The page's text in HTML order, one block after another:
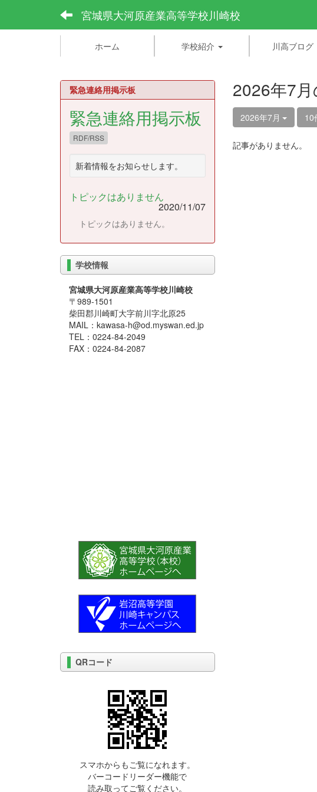
宮城県大河原産業高等学校川崎校
ホーム 学校紹介 川高ブログ
2026年7
2026年7月 10
記事がありません。
緊急連絡用掲示板
緊急連絡用掲示板
RDF/RSS
新着情報をお知らせします。
トピックはありません
2020/11/07
トピックはありません。
学校情報
宮城県大河原産業高等学校川崎校
〒989-1501
柴田郡川崎町大字前川字北原25
MAIL：kawasa-h@od.myswan.ed.jp
TEL：0224-84-2049
FAX：0224-84-2087
QRコード
スマホからもご覧になれます。
バーコードリーダー機能で
読み取ってご覧ください。